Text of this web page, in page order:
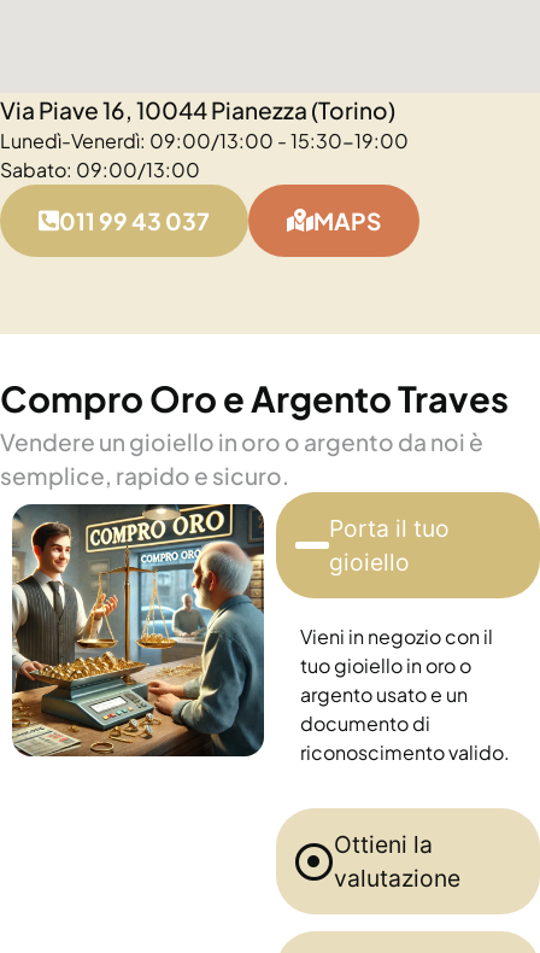
Via Piave 16, 10044 Pianezza (Torino)
Lunedì-Venerdì: 09:00/13:00 - 15:30-19:00
Sabato: 09:00/13:00
011 99 43 037 MAPS
Compro Oro e Argento Traves
Vendere un gioiello in oro o argento da noi è
semplice, rapido e sicuro.
Porta il tuo
gioiello
Vieni in negozio con il
tuo gioiello in oro o
argento usato e un
documento di
riconoscimento valido.
Ottieni la
valutazione